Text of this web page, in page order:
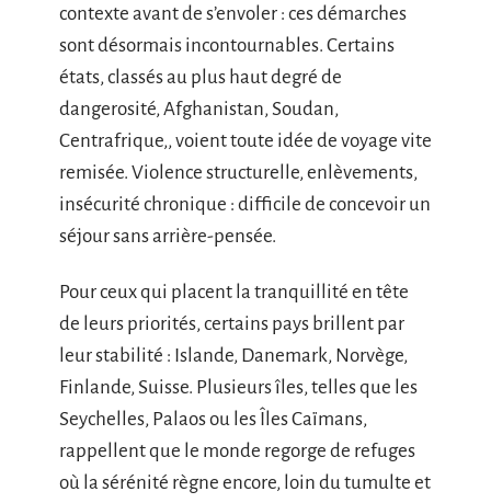
contexte avant de s’envoler : ces démarches
sont désormais incontournables. Certains
états, classés au plus haut degré de
dangerosité, Afghanistan, Soudan,
Centrafrique,, voient toute idée de voyage vite
remisée. Violence structurelle, enlèvements,
insécurité chronique : difficile de concevoir un
séjour sans arrière-pensée.
Pour ceux qui placent la tranquillité en tête
de leurs priorités, certains pays brillent par
leur stabilité : Islande, Danemark, Norvège,
Finlande, Suisse. Plusieurs îles, telles que les
Seychelles, Palaos ou les Îles Caïmans,
rappellent que le monde regorge de refuges
où la sérénité règne encore, loin du tumulte et